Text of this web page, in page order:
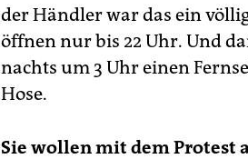
der Händler war das ein
öffnen nur bis 22 Uhr. Und
nachts um 3 Uhr einen
Hose.
Sie wollen mit dem Protest